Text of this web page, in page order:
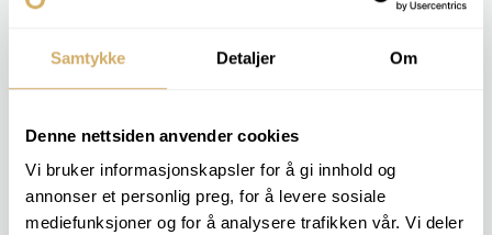
Samtykke Detaljer Om
Denne nettsiden anvender cookies
Vi bruker informasjonskapsler for å gi innhold og
annonser et personlig preg, for å levere sosiale
mediefunksjoner og for å analysere trafikken vår. Vi deler
Analysepakker
COOLANT 1
pH